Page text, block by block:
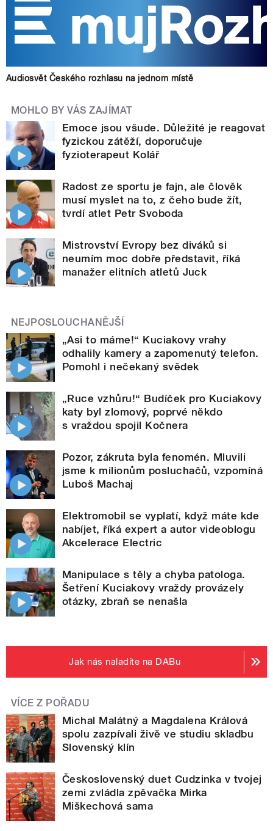
Audiosvět Českého rozhlasu na jednom místě
MOHLO BY VÁS ZAJÍMAT
Emoce jsou všude. Důležité je reagovat
fyzickou zátěží, doporučuje
fyzioterapeut Kolář
Radost ze sportu je fajn, ale člověk
musí myslet na to, z čeho bude žít,
tvrdí atlet Petr Svoboda
Mistrovství Evropy bez diváků si
neumím moc dobře představit, říká
manažer elitních atletů Juck
NEJPOSLOUCHANĚJŠÍ
„Asi to máme!“ Kuciakovy vrahy
odhalily kamery a zapomenutý telefon.
Pomohl i nečekaný svědek
„Ruce vzhůru!“ Budíček pro Kuciakovy
katy byl zlomový, poprvé někdo
s vraždou spojil Kočnera
Pozor, zákruta byla fenomén. Mluvili
jsme k milionům posluchačů, vzpomíná
Luboš Machaj
Elektromobil se vyplatí, když máte kde
nabíjet, říká expert a autor videoblogu
Akcelerace Electric
Manipulace s těly a chyba patologa.
Šetření Kuciakovy vraždy provázely
otázky, zbraň se nenašla
Jak nás naladíte na DABu
VÍCE Z POŘADU
Michal Malátný a Magdalena Králová
spolu zazpívali živě ve studiu skladbu
Slovenský klín
Československý duet Cudzinka v tvojej
zemi zvládla zpěvačka Mirka
Miškechová sama